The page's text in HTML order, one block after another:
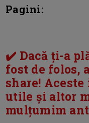
Pagini:
✔️ Dacă ți-a
fost de folos,
share!
utile și altor
mulțumim